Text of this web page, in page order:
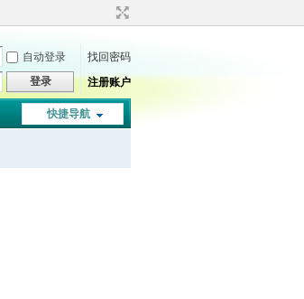
自动登录
找回密码
登录 注册账户
快捷导航